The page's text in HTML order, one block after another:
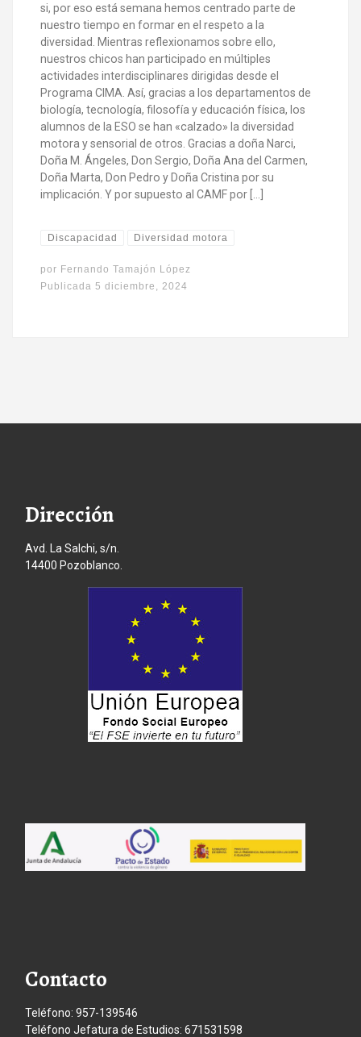
si, por eso está semana hemos centrado parte de
nuestro tiempo en formar en el respeto a la
diversidad. Mientras reflexionamos sobre ello,
nuestros chicos han participado en múltiples
actividades interdisciplinares dirigidas desde el
Programa CIMA. Así, gracias a los departamentos de
biología, tecnología, filosofía y educación física, los
alumnos de la ESO se han «calzado» la diversidad
motora y sensorial de otros. Gracias a doña Narci,
Doña M. Ángeles, Don Sergio, Doña Ana del Carmen,
Doña Marta, Don Pedro y Doña Cristina por su
implicación. Y por supuesto al CAMF por […]
Discapacidad Diversidad motora
por Fernando Tamajón López
Publicada5 diciembre, 2024
Dirección
Avd. La Salchi, s/n.
14400 Pozoblanco.
Contacto
Teléfono: 957-139546
Teléfono Jefatura de Estudios: 671531598